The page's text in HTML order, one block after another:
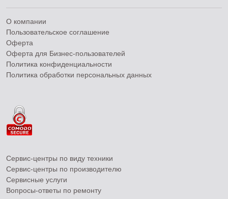
О компании
Пользовательское соглашение
Оферта
Оферта для Бизнес-пользователей
Политика конфиденциальности
Политика обработки персональных данных
Сервис-центры по виду техники
Сервис-центры по производителю
Сервисные услуги
Вопросы-ответы по ремонту